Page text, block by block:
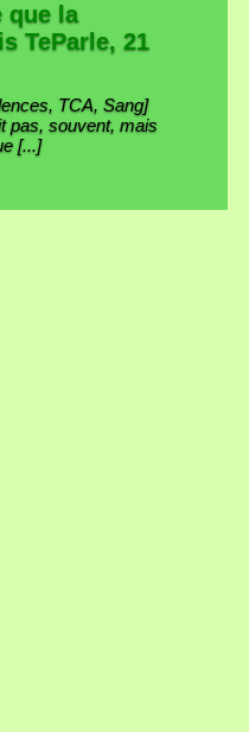
que la
TeParle, 21
TCA, Sang]
pas, souvent, mais
[...]